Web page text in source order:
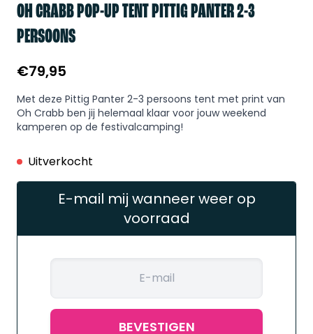
OH CRABB POP-UP TENT PITTIG PANTER 2-3
PERSOONS
€79,95
Met deze Pittig Panter 2-3 persoons tent met print van
Oh Crabb ben jij helemaal klaar voor jouw weekend
kamperen op de festivalcamping!
Uitverkocht
E-mail mij wanneer weer op
voorraad